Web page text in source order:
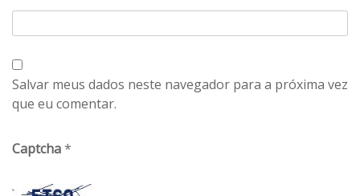
Salvar meus dados neste navegador para a próxima vez
que eu comentar.
Captcha*